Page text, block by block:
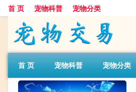
首 页 宠物科普 宠物分类
首 页 宠物科普 宠物分类